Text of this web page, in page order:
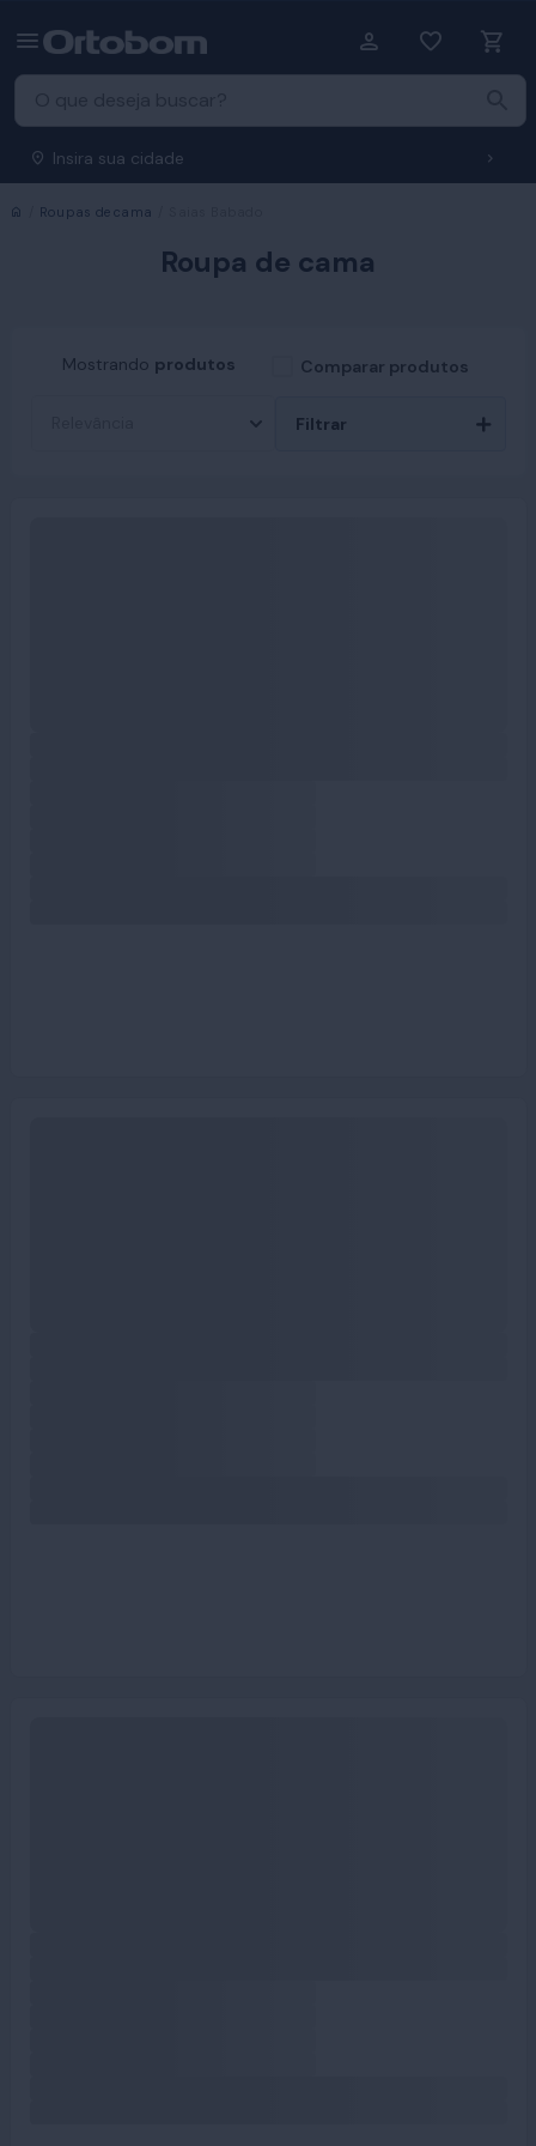
Insira sua cidade
Início
Roupas de cama
Roupa de cama
Mostrando produtos Comparar produtos
Filtrar